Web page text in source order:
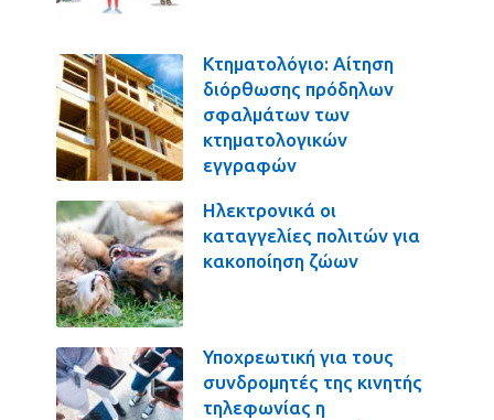
Κτηματολόγιο: Αίτηση
διόρθωσης πρόδηλων
σφαλμάτων των
κτηματολογικών
εγγραφών
Ηλεκτρονικά οι
καταγγελίες πολιτών για
κακοποίηση ζώων
Υποχρεωτική για τους
συνδρομητές της κινητής
τηλεφωνίας η